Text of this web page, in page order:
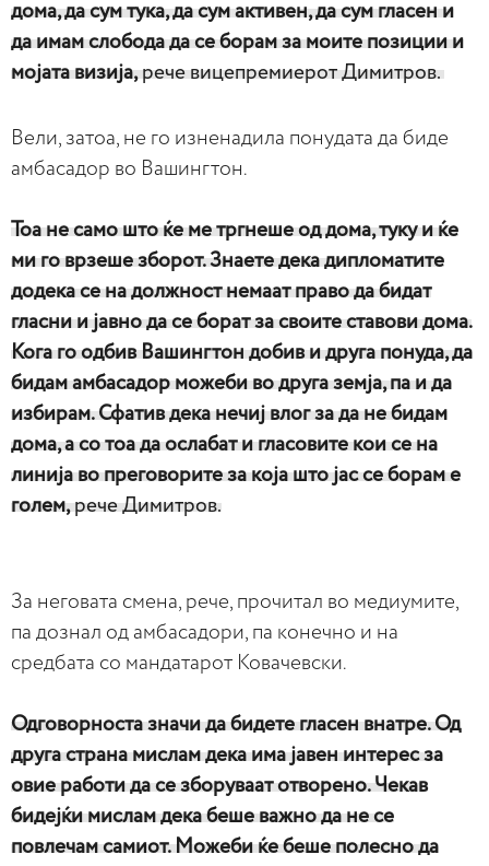
дома, да сум тука, да сум активен, да сум гласен и
да имам слобода да се борам за моите позиции и
мојата визија,рече вицепремиерот Димитров.
Вели, затоа, не го изненадила понудата да биде
амбасадор во Вашингтон.
Тоа не само што ќе ме тргнеше од дома, туку и ќе
ми го врзеше зборот. Знаете дека дипломатите
додека се на должност немаат право да бидат
гласни и јавно да се борат за своите ставови дома.
Кога го одбив Вашингтон добив и друга понуда, да
бидам амбасадор можеби во друга земја, па и да
избирам. Сфатив дека нечиј влог за да не бидам
дома, а со тоа да ослабат и гласовите кои се на
линија во преговорите за која што јас се борам е
голем,рече Димитров.
За неговата смена, рече, прочитал во медиумите,
па дознал од амбасадори, па конечно и на
средбата со мандатарот Ковачевски.
Одговорноста значи да бидете гласен внатре. Од
друга страна мислам дека има јавен интерес за
овие работи да се зборуваат отворено. Чекав
бидејќи мислам дека беше важно да не се
повлечам самиот. Можеби ќе беше полесно да